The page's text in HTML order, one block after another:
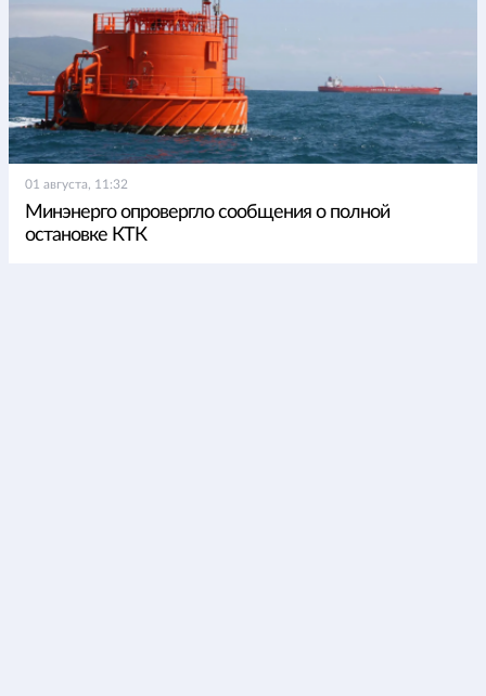
01 августа, 11:32
Минэнерго опровергло сообщения о полной
остановке КТК